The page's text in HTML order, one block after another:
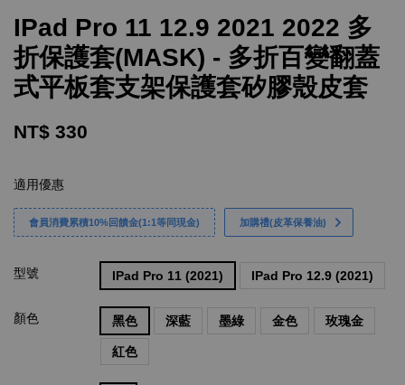
IPad Pro 11 12.9 2021 2022 多
折保護套(MASK) - 多折百變翻蓋
式平板套支架保護套矽膠殼皮套
NT$ 330
適用優惠
會員消費累積10%回饋金(1:1等同現金) 加購禮(皮革保養油)
型號 IPad Pro 11 (2021) IPad Pro 12.9 (2021)
顏色 黑色 深藍 墨綠 金色 玫瑰金
紅色